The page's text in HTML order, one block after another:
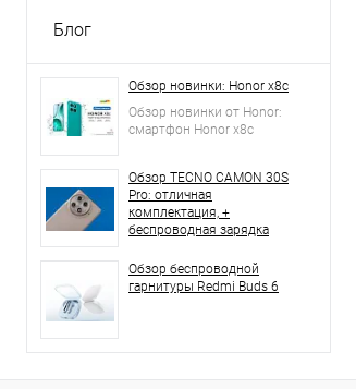
Блог
Обзор новинки: Honor x8c
Обзор новинки от Honor:
смартфон Honor x8c
Обзор TECNO CAMON 30S
Pro: отличная
комплектация, +
беспроводная зарядка
Обзор беспроводной
гарнитуры Redmi Buds 6